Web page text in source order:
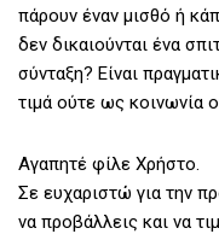
πάρουν έναν μισθό ή
δεν δικαιούνται ένα
σύνταξη? Είναι
τιμά ούτε ως κοινωνία
Αγαπητέ φίλε Χρήστο.
Σε ευχαριστώ για την
να προβάλλεις και να